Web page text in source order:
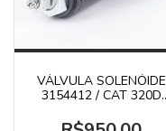
VÁLVULA SOLENÓIDE
3154412 / CAT 320D